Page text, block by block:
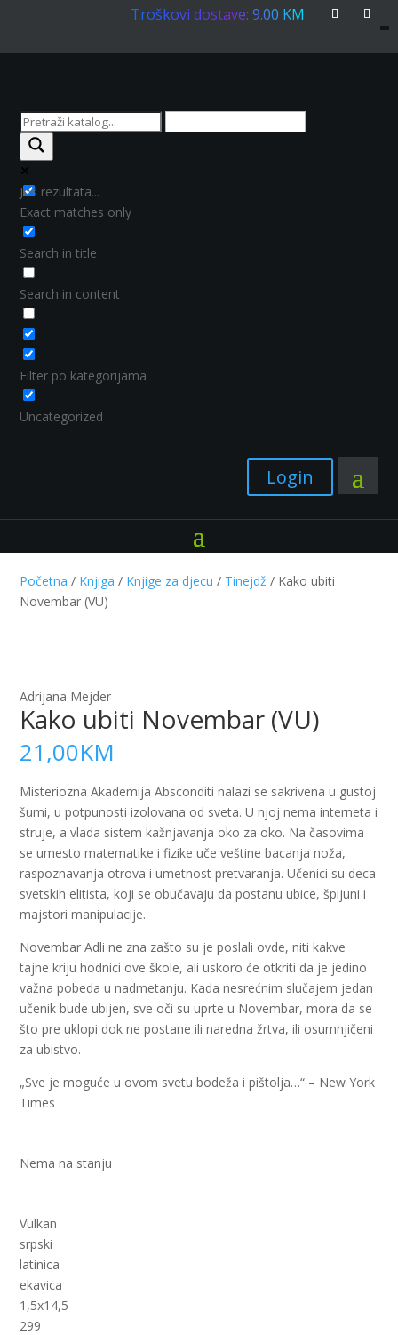
Troškovi dostave: 9.00 KM
Još rezultata...
Exact matches only
Search in title
Search in content
Filter po kategorijama
Uncategorized
Login
Početna / Knjiga / Knjige za djecu / Tinejdž / Kako ubiti
Novembar (VU)
Adrijana Mejder
Kako ubiti Novembar (VU)
21,00KM
Misteriozna Akademija Absconditi nalazi se sakrivena u gustoj
šumi, u potpunosti izolovana od sveta. U njoj nema interneta i
struje, a vlada sistem kažnjavanja oko za oko. Na časovima
se umesto matematike i fizike uče veštine bacanja noža,
raspoznavanja otrova i umetnost pretvaranja. Učenici su deca
svetskih elitista, koji se obučavaju da postanu ubice, špijuni i
majstori manipulacije.
Novembar Adli ne zna zašto su je poslali ovde, niti kakve
tajne kriju hodnici ove škole, ali uskoro će otkriti da je jedino
važna pobeda u nadmetanju. Kada nesrećnim slučajem jedan
učenik bude ubijen, sve oči su uprte u Novembar, mora da se
što pre uklopi dok ne postane ili naredna žrtva, ili osumnjičeni
za ubistvo.
„Sve je moguće u ovom svetu bodeža i pištolja…“ – New York
Times
Nema na stanju
Vulkan
srpski
latinica
ekavica
1,5x14,5
299